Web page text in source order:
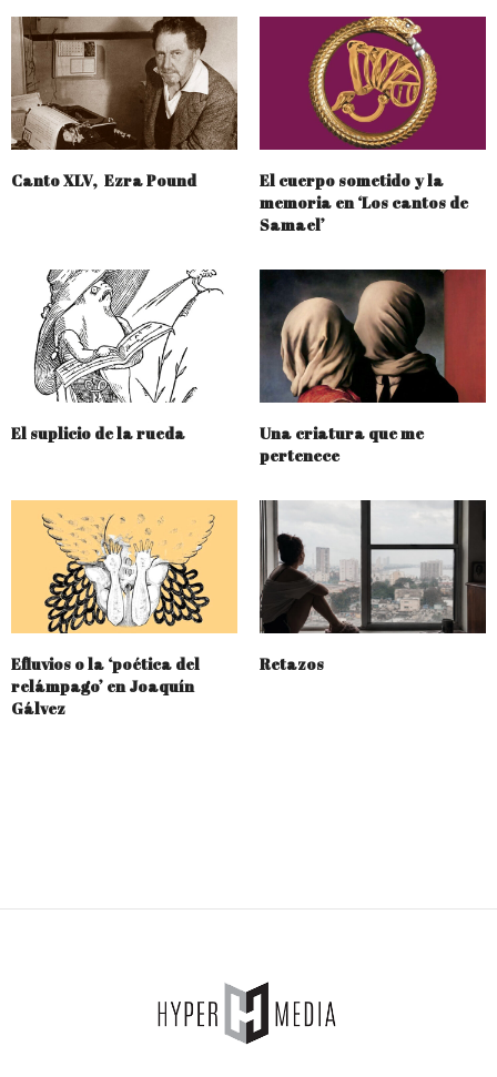
Canto XLV, Ezra Pound
El cuerpo sometido y la
memoria en ‘Los cantos de
Samael’
El suplicio de la rueda
Una criatura que me
pertenece
Efluvios o la ‘poética del
relámpago’ en Joaquín
Gálvez
Retazos